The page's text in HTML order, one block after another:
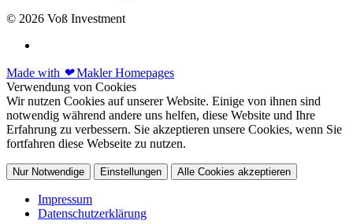
© 2026 Voß Investment
Made with ❤Makler Homepages
Verwendung von Cookies
Wir nutzen Cookies auf unserer Website. Einige von ihnen sind
notwendig während andere uns helfen, diese Website und Ihre
Erfahrung zu verbessern. Sie akzeptieren unsere Cookies, wenn Sie
fortfahren diese Webseite zu nutzen.
Nur Notwendige Einstellungen Alle Cookies akzeptieren
Impressum
Datenschutzerklärung